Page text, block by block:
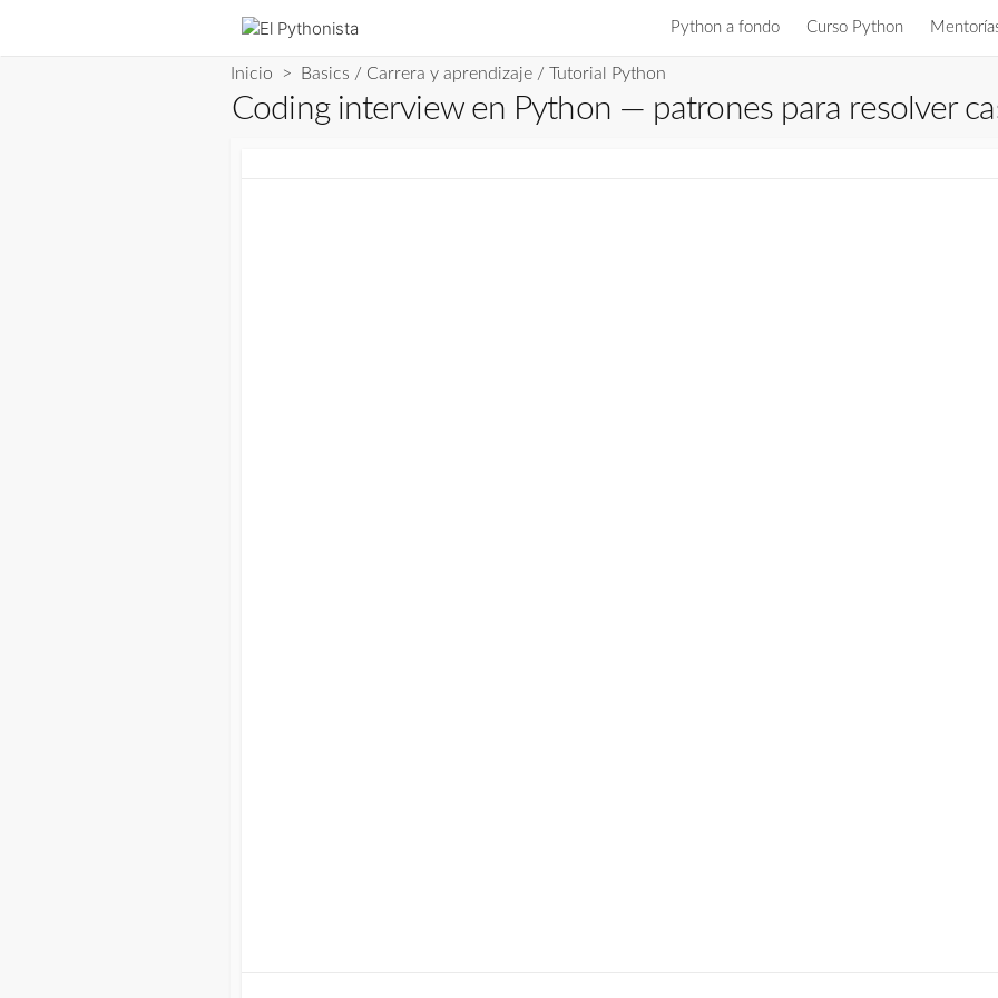
Python a fondo Curso Python
Inicio > Basics / Carrera y aprendizaje / Tutorial Python
Coding interview en Python — patrones para resolver